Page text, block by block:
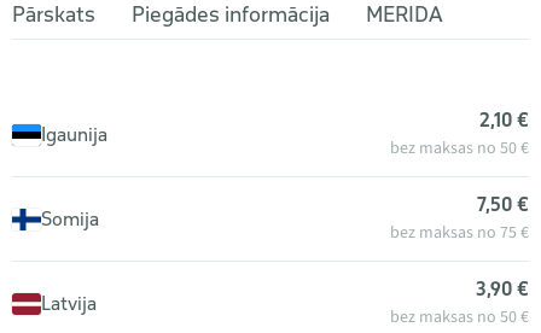
Pārskats
Piegādes informācija MERIDA
Igaunija
2,10 €
bez maksas no 50 €
Somija
7,50 €
bez maksas no 75 €
Latvija
3,90 €
bez maksas no 50 €